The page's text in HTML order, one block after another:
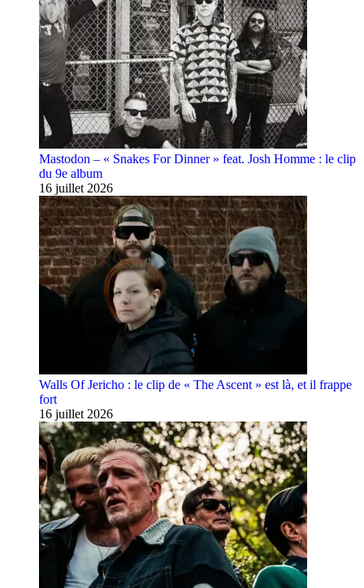
Mastodon – « Snakes For Dinner » feat. Josh Homme : le clip
du 9e album
16 juillet 2026
Walls Of Jericho : le clip de « The Ascent » est là, et il frappe
fort
16 juillet 2026